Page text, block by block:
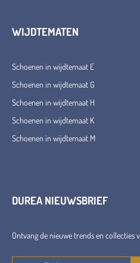
WIJDTEMATEN
Schoenen in wijdtemaat E
Schoenen in wijdtemaat G
Schoenen in wijdtemaat H
Schoenen in wijdtemaat K
Schoenen in wijdtemaat M
DUREA NIEUWSBRIEF
Ontvang de nieuwe trends en collecties